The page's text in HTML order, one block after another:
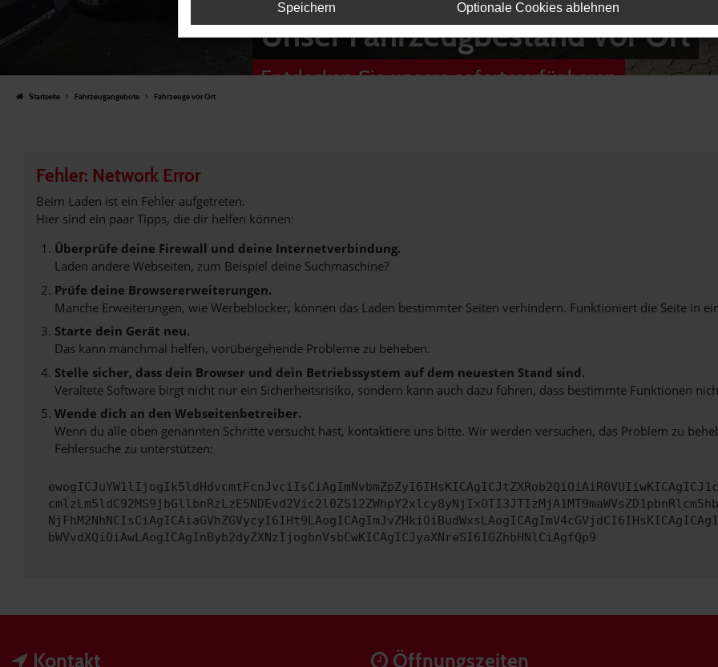
Unser Fahrzeugbestand vor Ort
Entdecken Sie unsere sofort verfügbaren
Startseite Fahrzeugangebote Fahrzeuge vor Ort
Fehler: Network Error
Beim Laden ist ein Fehler aufgetreten.
Hier sind ein paar Tipps, die dir helfen können:
Überprüfe deine Firewall und deine Internetverbindung.
Laden andere Webseiten, zum Beispiel deine Suchmaschine?
Prüfe deine Browsererweiterungen.
Manche Erweiterungen, wie Werbeblocker, können das Laden bestimmter Seiten verhindern. Funktioniert die Seite in
Starte dein Gerät neu.
Das kann manchmal helfen, vorübergehende Probleme zu beheben.
Stelle sicher, dass dein Browser und dein Betriebssystem auf dem neuesten Stand sind.
Veraltete Software birgt nicht nur ein Sicherheitsrisiko, sondern kann auch dazu führen, dass bestimmte Funktionen
Wende dich an den Webseitenbetreiber.
Wenn du alle oben genannten Schritte versucht hast, kontaktiere uns bitte. Wir werden versuchen, das Problem zu
Fehlersuche zu unterstützen:
bWVvdXQiOiAwLAogICAgInByb2dyZXNzIjogbnVsbCwKICAgICJyaXNreSI6IGZhbHNlCiAgfQp9
Kontakt Öffnungszeiten
Speichern Optionale Cookies ablehnen